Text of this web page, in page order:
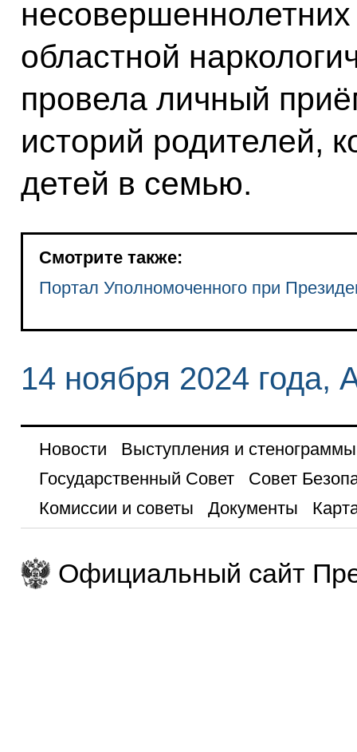
областной
провела личный
историй родителей,
детей в семью.
Смотрите также:
Портал Уполномоченного при
14 ноября 2024 года,
Новости
Выступления и стенограммы
Государственный Совет
Совет
Комиссии и советы
Документы
Официальный сайт